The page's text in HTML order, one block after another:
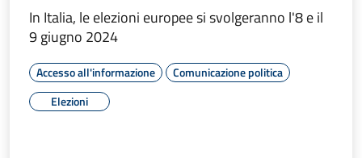
In Italia, le elezioni europee si svolgeranno l'8 e il
9 giugno 2024
Accesso all'informazione
Comunicazione politica
Elezioni